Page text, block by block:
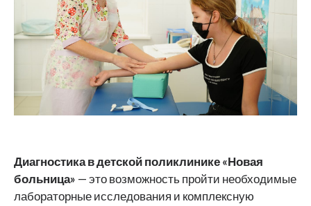
Диагностика в детской поликлинике «Новая
больница» — это возможность пройти необходимые
лабораторные исследования и комплексную